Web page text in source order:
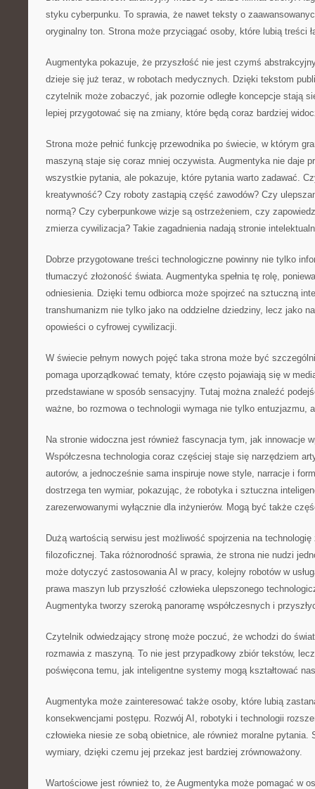
styku cyberpunku. To sprawia, że nawet teksty o
oryginalny ton. Strona może przyciągać osoby, które lubią treści
Augmentyka pokazuje, że przyszłość nie jest czymś
dzieje się już teraz, w robotach medycznych. Dzięki tekstom
czytelnik może zobaczyć, jak pozornie odległe koncepcje stają
lepiej przygotować się na zmiany, które będą coraz bardziej
Strona może pełnić funkcję przewodnika po świecie, w którym
maszyną staje się coraz mniej oczywista. Augmentyka nie daje
wszystkie pytania, ale pokazuje, które pytania warto zadawać.
kreatywność? Czy roboty zastąpią część zawodów? Czy
normą? Czy cyberpunkowe wizje są ostrzeżeniem, czy
zmierza cywilizacja? Takie zagadnienia nadają stronie
Dobrze przygotowane treści technologiczne powinny nie tylko
tłumaczyć złożoność świata. Augmentyka spełnia tę rolę,
odniesienia. Dzięki temu odbiorca może spojrzeć na sztuczną
transhumanizm nie tylko jako na oddzielne dziedziny, lecz jako
opowieści o cyfrowej cywilizacji.
W świecie pełnym nowych pojęć taka strona może być
pomaga uporządkować tematy, które często pojawiają się w
przedstawiane w sposób sensacyjny. Tutaj można znaleźć
ważne, bo rozmowa o technologii wymaga nie tylko entuzjazmu,
Na stronie widoczna jest również fascynacja tym, jak innowacje
Współczesna technologia coraz częściej staje się narzędziem
autorów, a jednocześnie sama inspiruje nowe style, narracje i
dostrzega ten wymiar, pokazując, że robotyka i sztuczna
zarezerwowanymi wyłącznie dla inżynierów. Mogą być także
Dużą wartością serwisu jest możliwość spojrzenia na technologię
filozoficznej. Taka różnorodność sprawia, że strona nie nudzi
może dotyczyć zastosowania AI w pracy, kolejny robotów w
prawa maszyn lub przyszłość człowieka ulepszonego
Augmentyka tworzy szeroką panoramę współczesnych i
Czytelnik odwiedzający stronę może poczuć, że wchodzi do
rozmawia z maszyną. To nie jest przypadkowy zbiór tekstów,
poświęcona temu, jak inteligentne systemy mogą kształtować
Augmentyka może zainteresować także osoby, które lubią
konsekwencjami postępu. Rozwój AI, robotyki i technologii
człowieka niesie ze sobą obietnice, ale również moralne pytania.
wymiary, dzięki czemu jej przekaz jest bardziej zrównoważony.
Wartościowe jest również to, że Augmentyka może pomagać w